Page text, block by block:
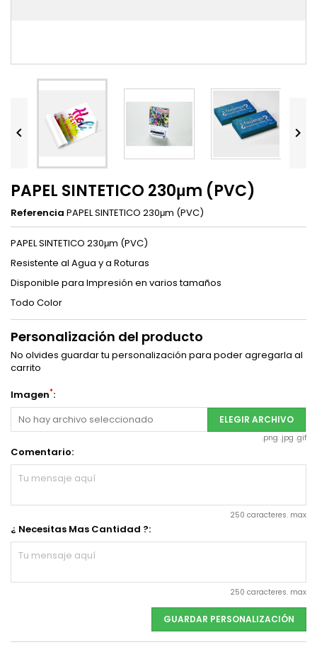
 
PAPEL SINTETICO 230μm (PVC)
Referencia PAPEL SINTETICO 230μm (PVC)
PAPEL SINTETICO 230μm (PVC)
Resistente al Agua y a Roturas
Disponible para Impresión en varios tamaños
Todo Color
Personalización del producto
No olvides guardar tu personalización para poder agregarla al
carrito
Imagen*:
No hay archivo seleccionado
ELEGIR ARCHIVO
.png .jpg .gif
Comentario:
250 caracteres. max
¿ Necesitas Mas Cantidad ?:
250 caracteres. max
GUARDAR PERSONALIZACIÓN